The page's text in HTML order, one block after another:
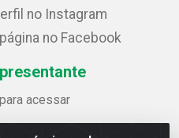
no Instagram
no Facebook
acessar